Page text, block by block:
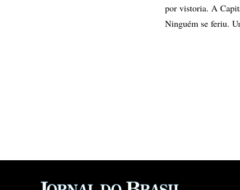
por vistoria. A
Ninguém se feriu.